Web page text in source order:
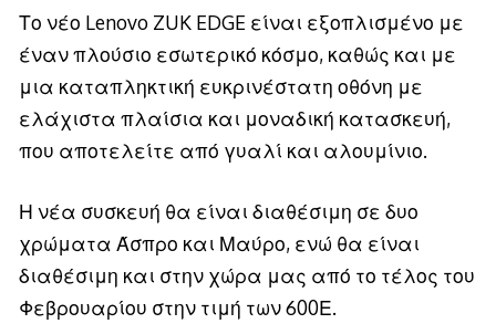
Το νέο Lenovo ZUK EDGE είναι εξοπλισμένο με
έναν πλούσιο εσωτερικό κόσμο, καθώς και με
μια καταπληκτική ευκρινέστατη οθόνη με
ελάχιστα πλαίσια και μοναδική κατασκευή,
που αποτελείτε από γυαλί και αλουμίνιο.
Η νέα συσκευή θα είναι διαθέσιμη σε δυο
χρώματα Άσπρο και Μαύρο, ενώ θα είναι
διαθέσιμη και στην χώρα μας από το τέλος του
Φεβρουαρίου στην τιμή των 600Ε.